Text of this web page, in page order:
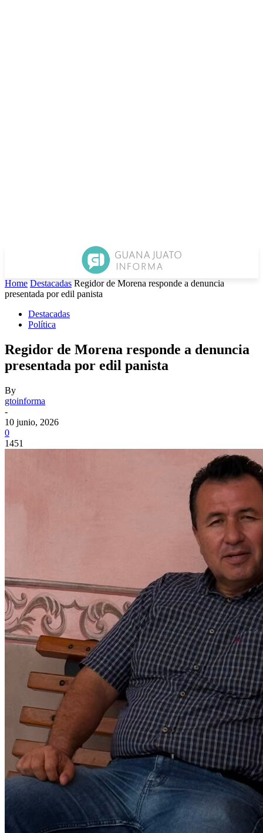
Home Destacadas Regidor de Morena responde a denuncia
presentada por edil panista
Destacadas
Política
Regidor de Morena responde a denuncia
presentada por edil panista
By
gtoinforma
-
10 junio, 2026
0
1451